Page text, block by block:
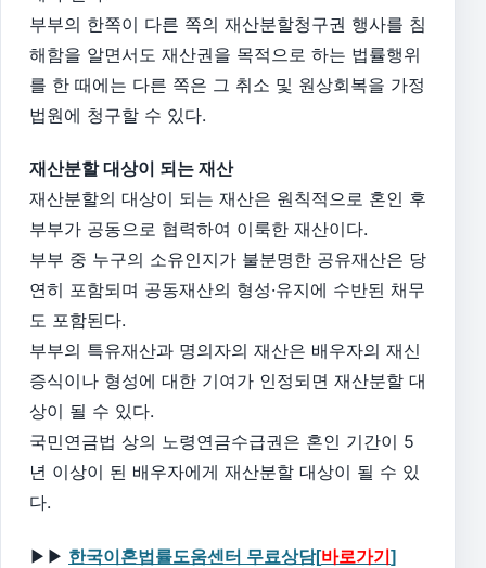
부부의 한쪽이 다른 쪽의 재산분할청구권 행사를 침
해함을 알면서도 재산권을 목적으로 하는 법률행위
를 한 때에는 다른 쪽은 그 취소 및 원상회복을 가정
법원에 청구할 수 있다.
재산분할 대상이 되는 재산
재산분할의 대상이 되는 재산은 원칙적으로 혼인 후
부부가 공동으로 협력하여 이룩한 재산이다.
부부 중 누구의 소유인지가 불분명한 공유재산은 당
연히 포함되며 공동재산의 형성·유지에 수반된 채무
도 포함된다.
부부의 특유재산과 명의자의 재산은 배우자의 재신
증식이나 형성에 대한 기여가 인정되면 재산분할 대
상이 될 수 있다.
국민연금법 상의 노령연금수급권은 혼인 기간이 5
년 이상이 된 배우자에게 재산분할 대상이 될 수 있
다.
▶▶ 한국이혼법률도움센터 무료상담[바로가기 ]